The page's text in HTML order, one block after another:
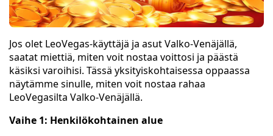
Jos olet LeoVegas-käyttäjä ja asut Valko-Venäjällä,
saatat miettiä, miten voit nostaa voittosi ja päästä
käsiksi varoihisi. Tässä yksityiskohtaisessa oppaassa
näytämme sinulle, miten voit nostaa rahaa
LeoVegasilta Valko-Venäjällä.
Vaihe 1: Henkilökohtainen alue